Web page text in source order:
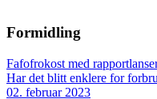
Formidling
Fafofrokost med
Har det blitt enklere for
02. februar 2023